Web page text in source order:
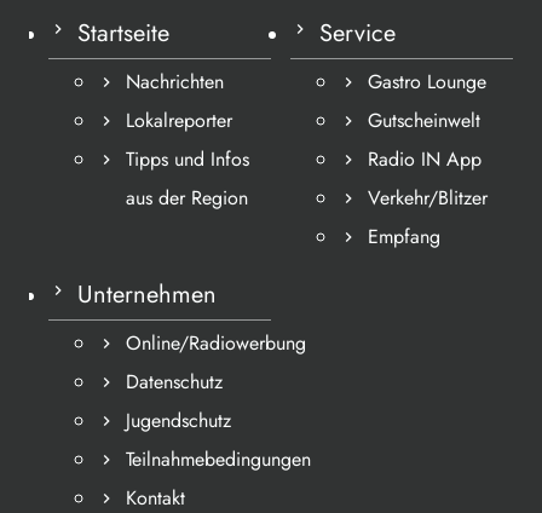
Startseite
Nachrichten
Lokalreporter
Tipps und Infos
aus der Region
Service
Gastro Lounge
Gutscheinwelt
Radio IN App
Verkehr/Blitzer
Empfang
Unternehmen
Online/Radiowerbung
Datenschutz
Jugendschutz
Teilnahmebedingungen
Kontakt